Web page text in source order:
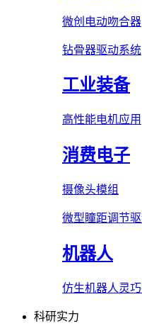
微创电动吻合器
钻骨器驱动系统
工业装备
高性能电机应用
消费电子
摄像头模组
微型瞳距调节
机器人
仿生机器人灵
科研实力